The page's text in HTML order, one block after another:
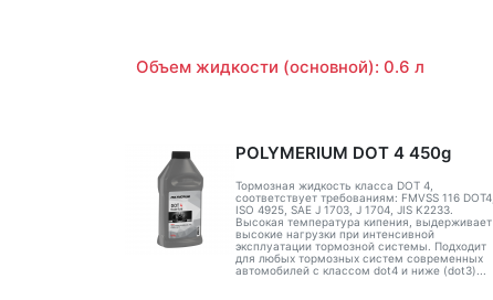
Объем жидкости (основной): 0.6 л
POLYMERIUM DOT 4 450g
Тормозная жидкость класса DOT 4,
соответствует требованиям: FMVSS 116 DOT4,
ISO 4925, SAE J 1703, J 1704, JIS K2233.
Высокая температура кипения, выдерживает
высокие нагрузки при интенсивной
эксплуатации тормозной системы. Подходит
для любых тормозных систем современных
автомобилей с классом dot4 и ниже (dot3)...